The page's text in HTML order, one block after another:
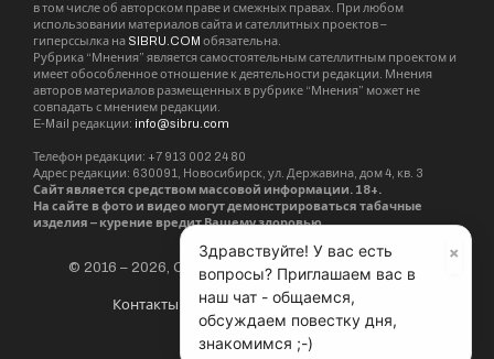
в том числе об авторском праве и смежных правах. При любом
использовании материалов сайта и сателлитных проектов –
гиперссылка на SIBRU.COM обязательна.
Рубрика “Мнения” является самостоятельным сателлитным проектом и
имеет обособленное отношение к деятельности редакции. Мнения
авторов материалов размещенных в рубрике “Мнения” может не
совпадать с мнением редакции.
E-Mail редакции: info@sibru.com
Телефон редакции: +7 913 002 24 80
Адрес редакции: 630091, Новосибирск, ул. Державина, дом 4, кв. 3
Сайт является средством массовой информации. 18+.
На сайте в фото и видео могут демонстрироваться табачные
изделия – курение вредит Вашему здоровью.
© 2016 – 2026, Сетевое издание «Новости Сибири».
Контакты Редакция Партнёры
×
Здравствуйте! У вас есть
вопросы? Приглашаем вас в
наш чат - общаемся,
обсуждаем повестку дня,
знакомимся ;-)